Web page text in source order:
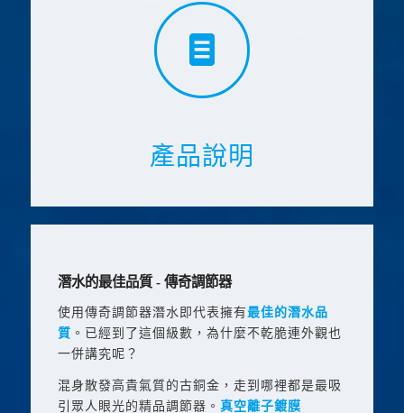
產品說明
潛水的最佳品質 - 傳奇調節器
使用傳奇調節器潛水即代表擁有最佳的潛水品
質 。已經到了這個級數，為什麼不乾脆連外觀也
一併講究呢？
混身散發高貴氣質的古銅金，走到哪裡都是最吸
引眾人眼光的精品調節器。 真空離子鍍膜